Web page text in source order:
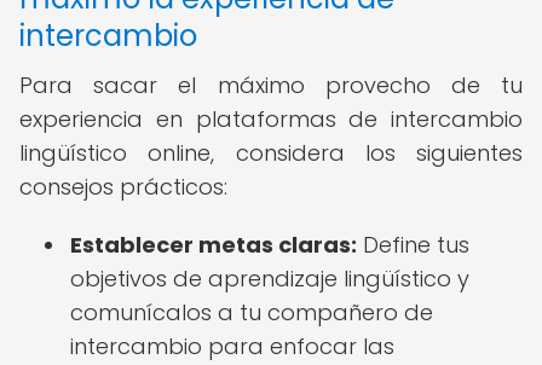
intercambio
Para sacar el máximo provecho de tu
experiencia en plataformas de intercambio
lingüístico online, considera los siguientes
consejos prácticos:
Establecer metas claras: Define tus
objetivos de aprendizaje lingüístico y
comunícalos a tu compañero de
intercambio para enfocar las